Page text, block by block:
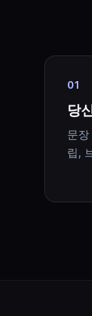
01
당
문
립,